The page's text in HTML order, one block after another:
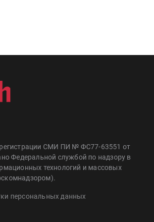
регистрации СМИ ПИ № ФС77-63551 от
Федеральной службой по надзору в
технологий и массовых
персональных данных